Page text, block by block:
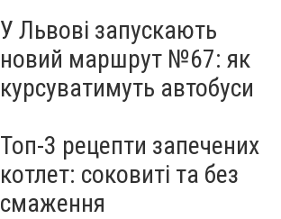
У Львові запускають
новий маршрут №67: як
курсуватимуть автобуси
Топ-3 рецепти запечених
котлет: соковиті та без
смаження